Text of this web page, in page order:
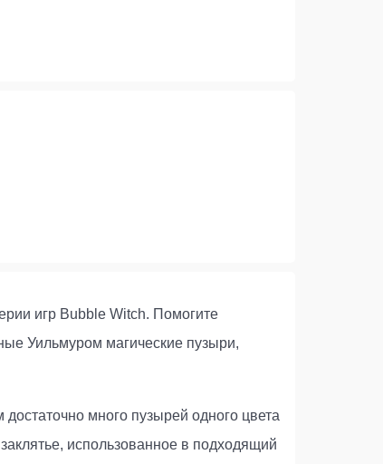
игр Bubble Witch. Помогите
Уильмуром магические пузыри,
много пузырей одного цвета
использованное в подходящий